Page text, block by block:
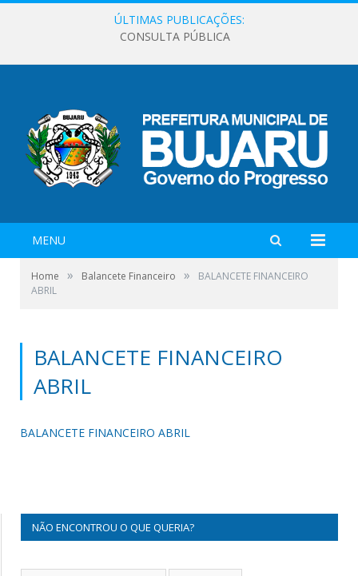
ÚLTIMAS PUBLICAÇÕES:
CONSULTA PÚBLICA
MENU
Home » Balancete Financeiro »
BALANCETE FINANCEIRO
ABRIL
BALANCETE FINANCEIRO
ABRIL
BALANCETE FINANCEIRO ABRIL
NÃO ENCONTROU O QUE QUERIA?